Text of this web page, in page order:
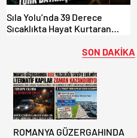
Sıla Yolu’nda 39 Derece
Sıcaklıkta Hayat Kurtaran
SON DAKİKA
ROMANYA GÜZERGAHINDA